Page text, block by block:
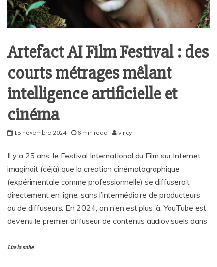
Artefact AI Film Festival : des
courts métrages mêlant
intelligence artificielle et
cinéma
15 novembre 2024 6 min read vincy
Il y a 25 ans, le Festival International du Film sur Internet
imaginait (déjà) que la création cinématographique
(expérimentale comme professionnelle) se diffuserait
directement en ligne, sans l’intermédiaire de producteurs
ou de diffuseurs. En 2024, on n’en est plus là. YouTube est
devenu le premier diffuseur de contenus audiovisuels dans
Lire la suite